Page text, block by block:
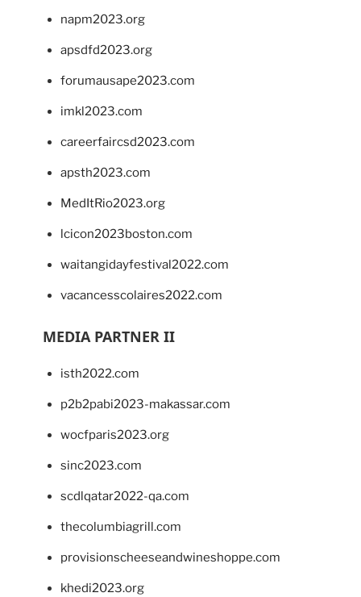
napm2023.org
apsdfd2023.org
forumausape2023.com
imkl2023.com
careerfaircsd2023.com
apsth2023.com
MedItRio2023.org
lcicon2023boston.com
waitangidayfestival2022.com
vacancesscolaires2022.com
MEDIA PARTNER II
isth2022.com
p2b2pabi2023-makassar.com
wocfparis2023.org
sinc2023.com
scdlqatar2022-qa.com
thecolumbiagrill.com
provisionscheeseandwineshoppe.com
khedi2023.org